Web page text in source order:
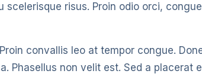
risus. Proin odio orci,
convallis leo at tempor congue.
non velit est. Sed a placerat